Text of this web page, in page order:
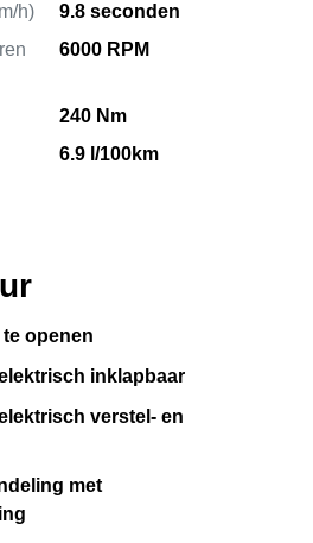
h)
9.8 seconden
6000 RPM
240 Nm
6.9 l/100km
openen
inklapbaar
verstel- en
met